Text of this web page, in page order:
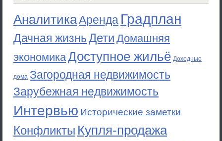
АналитикаАренда Градплан
Дачная жизньДети Домашняя
экономикаДоступное жильё Доходные
дома Загородная недвижимость
Зарубежная недвижимость
Интервью Исторические заметки
Конфликты Купля-продажа